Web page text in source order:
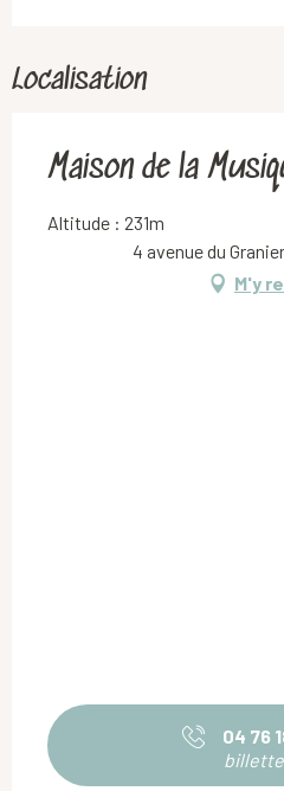
Localisation
Maison de la
Altitude : 231m
4 avenue du
M'y
04 76